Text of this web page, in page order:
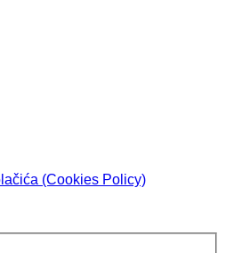
(Cookies Policy)